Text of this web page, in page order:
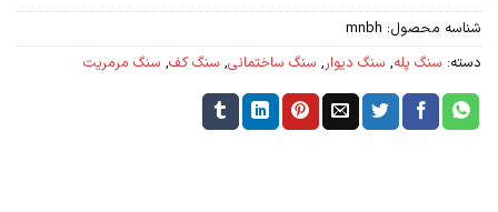
شناسه محصول: mnbh
دسته: سنگ پله, سنگ دیوار, سنگ ساختمانی, سنگ کف, سنگ مرمریت